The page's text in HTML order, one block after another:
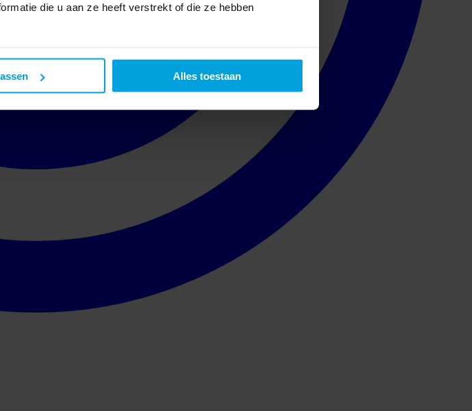
die u aan ze heeft verstrekt of die ze hebben
Alles toestaan